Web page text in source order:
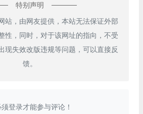
特别声明
站，由网友提供，本站无法保证外部
性，同时，对于该网址的指向，不受
现失效改版违规等问题，可以直接反
馈。
登录才能参与评论！